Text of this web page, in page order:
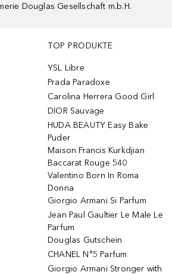
Douglas Gesellschaft m.b.H.
TOP PRODUKTE
YSL Libre
Prada Paradoxe
Carolina Herrera Good Girl
DIOR Sauvage
HUDA BEAUTY Easy Bake
Puder
Maison Francis Kurkdjian
Baccarat Rouge 540
Valentino Born In Roma
Donna
Giorgio Armani Si Parfum
Jean Paul Gaultier Le Male Le
Parfum
Douglas Gutschein
CHANEL N°5 Parfum
Giorgio Armani Stronger with